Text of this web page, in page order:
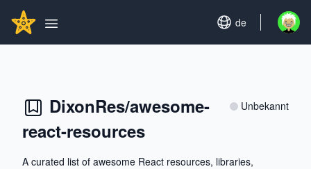
GITHUBSTAR
Open main menu
Set language
de Open
DixonRes/awesome-
react-resources
Unbekannt
A curated list of awesome React resources, libraries,